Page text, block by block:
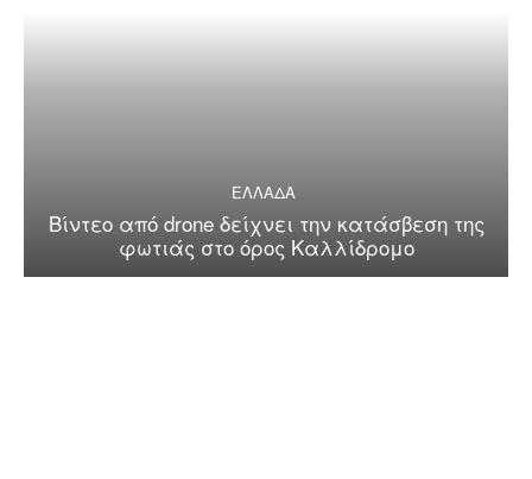
ΕΛΛΑΔΑ
Βίντεο από drone δείχνει την κατάσβεση της
φωτιάς στο όρος Καλλίδρομο